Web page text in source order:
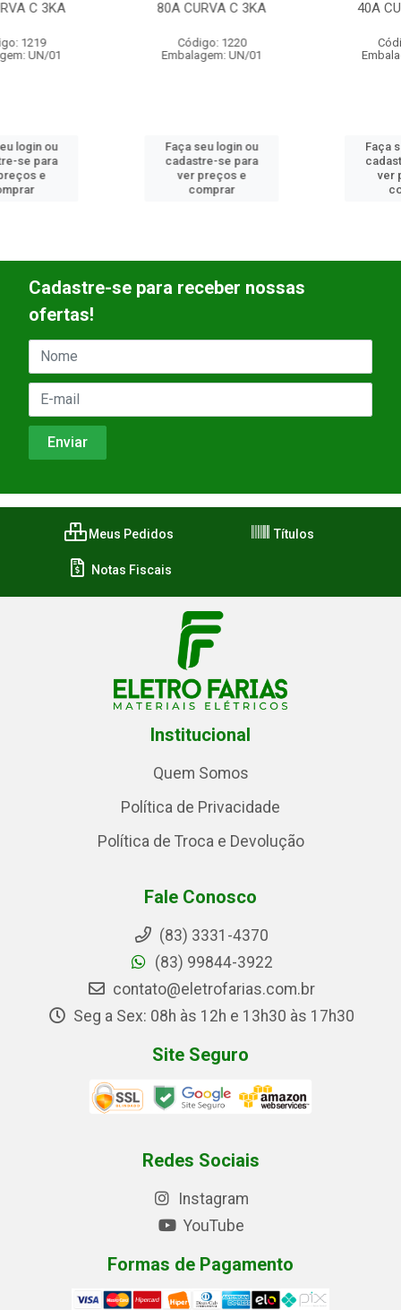
80A CURVA C 3KA
Embalagem: UN/01
Faça seu login ou
cadastre-se para
40A CURVA C 3KA
Embalagem: UN/01
Faça seu login ou
cadastre-se para
Cadastre-se para receber nossas
ofertas!
Meus Pedidos Títulos
Notas Fiscais
Institucional
Quem Somos
Política de Privacidade
Política de Troca e Devolução
Fale Conosco
(83) 3331-4370
(83) 99844-3922
contato@eletrofarias.com.br
Seg a Sex: 08h às 12h e 13h30 às 17h30
Site Seguro
Redes Sociais
Instagram
YouTube
Formas de Pagamento